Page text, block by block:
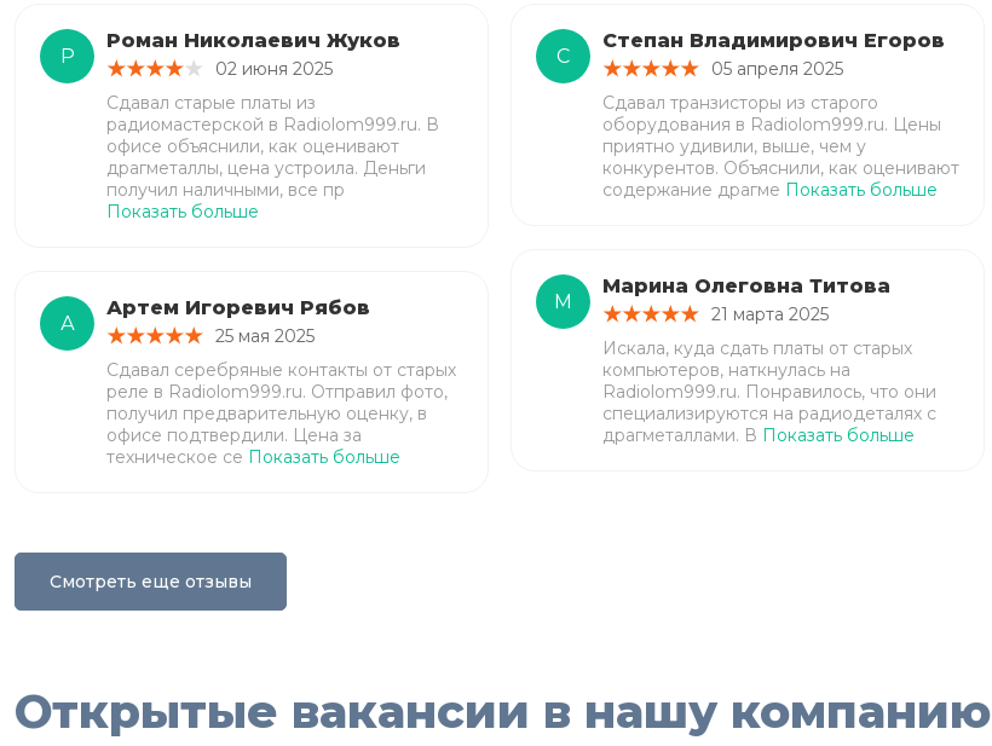
Р
Роман Николаевич Жуков
02 июня 2025
Сдавал старые платы из
радиомастерской в Radiolom999.ru. В
офисе объяснили, как оценивают
драгметаллы, цена устроила. Деньги
получил наличными, все пр
Показать больше
А
Артем Игоревич Рябов
25 мая 2025
Сдавал серебряные контакты от старых
реле в Radiolom999.ru. Отправил фото,
получил предварительную оценку, в
офисе подтвердили. Цена за
техническое се Показать больше
С
Степан Владимирович Егоров
05 апреля 2025
Сдавал транзисторы из старого
оборудования в Radiolom999.ru. Цены
приятно удивили, выше, чем у
конкурентов. Объяснили, как оценивают
содержание драгме Показать больше
М
Марина Олеговна Титова
21 марта 2025
Искала, куда сдать платы от старых
компьютеров, наткнулась на
Radiolom999.ru. Понравилось, что они
специализируются на радиодеталях с
драгметаллами. В Показать больше
Смотреть еще отзывы
Открытые вакансии в нашу компанию